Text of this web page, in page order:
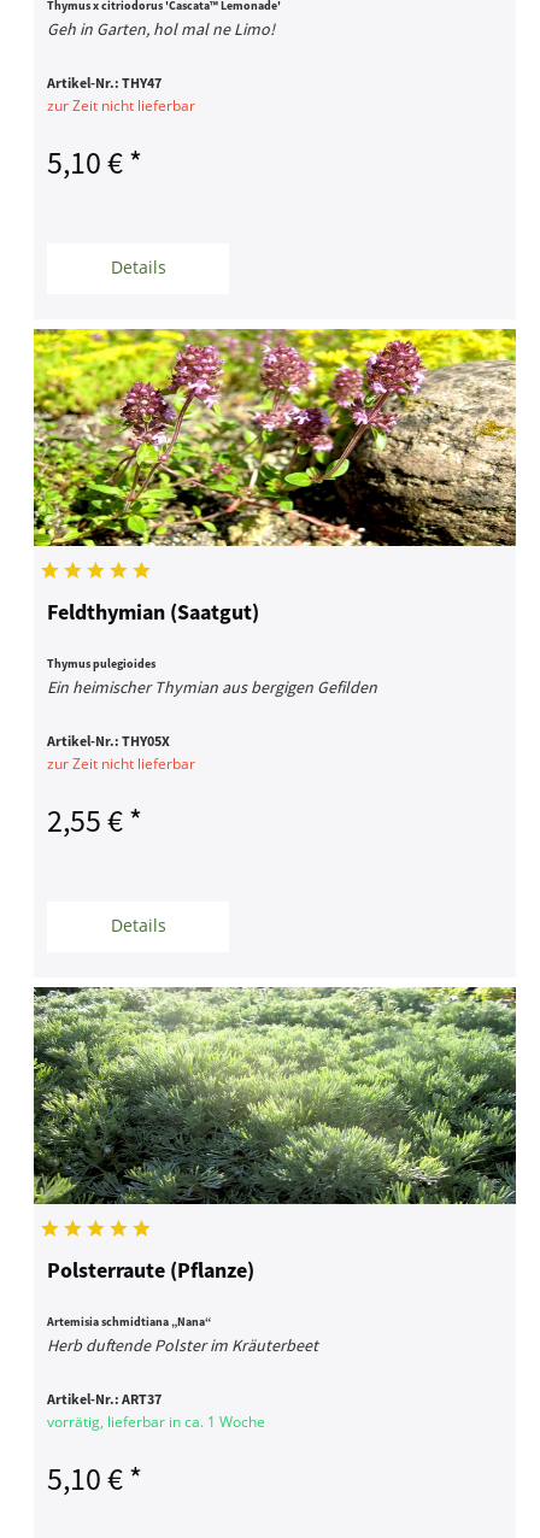
Thymus x citriodorus 'Cascata™ Lemonade'
Geh in Garten, hol mal ne Limo!
Artikel-Nr.:THY47
zur Zeit nicht lieferbar
5,10 € *
Details
Feldthymian (Saatgut)
Thymus pulegioides
Ein heimischer Thymian aus bergigen Gefilden
Artikel-Nr.:THY05X
zur Zeit nicht lieferbar
2,55 € *
Details
Polsterraute (Pflanze)
Artemisia schmidtiana „Nana“
Herb duftende Polster im Kräuterbeet
Artikel-Nr.:ART37
vorrätig, lieferbar in ca. 1 Woche
5,10 € *